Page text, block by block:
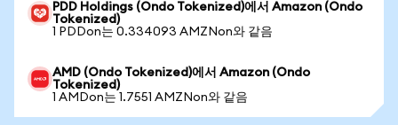
PDD Holdings (Ondo Tokenized)에서 Amazon (Ondo
Tokenized)
1 PDDon는 0.334093 AMZNon와 같음
AMD (Ondo Tokenized)에서 Amazon (Ondo
Tokenized)
1 AMDon는 1.7551 AMZNon와 같음